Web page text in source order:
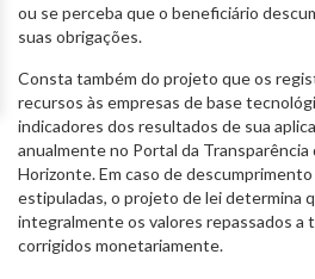
ou se perceba que o beneficiário
suas obrigações.
Consta também do projeto que os
recursos às empresas de base
indicadores dos resultados de sua
anualmente no Portal da Transparência
Horizonte. Em caso de
estipuladas, o projeto de lei determina
integralmente os valores repassados a
corrigidos monetariamente.